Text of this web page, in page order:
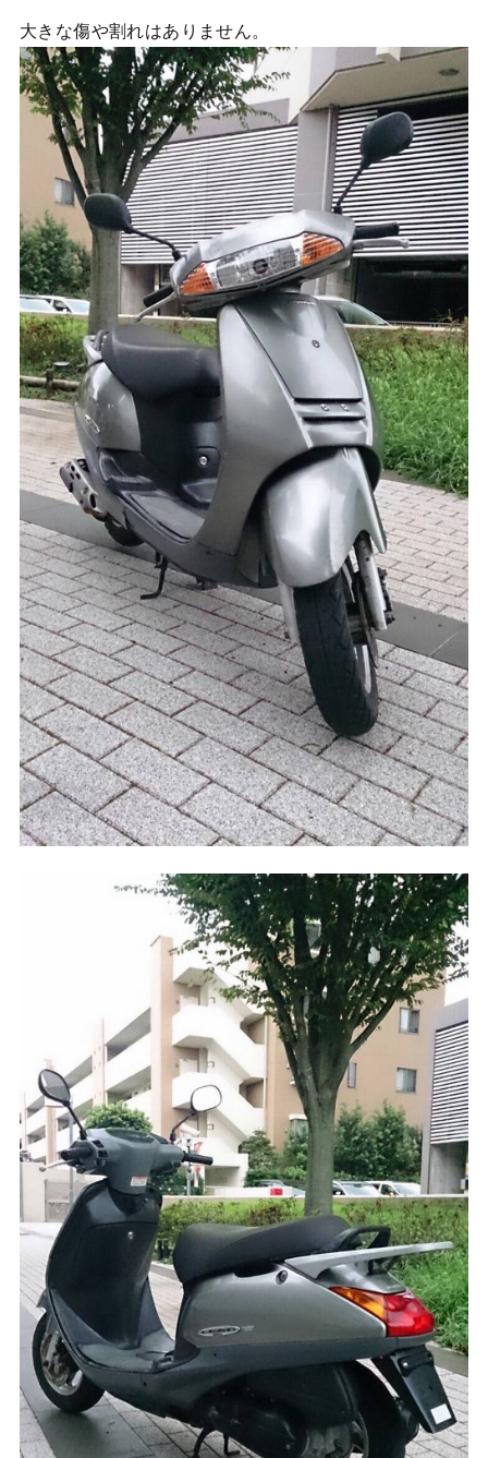
大きな傷や割れはありません。